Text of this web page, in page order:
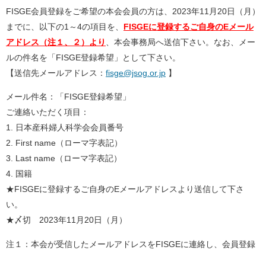
FISGE会員登録をご希望の本会会員の方は、2023年11月20日（月）
までに、以下の1～4の項目を、 FISGEに登録するご自身のEメール
アドレス（注１、２）より
、本会事務局へ送信下さい。なお、メー
ルの件名を「FISGE登録希望」として下さい。
【送信先メールアドレス： fisge@jsog.or.jp 】
メール件名：「FISGE登録希望」
ご連絡いただく項目：
1. 日本産科婦人科学会会員番号
2. First name（ローマ字表記）
3. Last name（ローマ字表記）
4. 国籍
★FISGEに登録するご自身のEメールアドレスより送信して下さ
い。
★〆切 2023年11月20日（月）
注１：本会が受信したメールアドレスをFISGEに連絡し、会員登録